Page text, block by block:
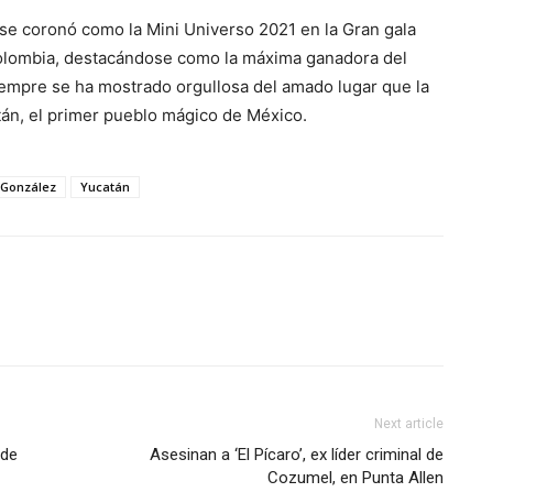
coronó como la Mini Universo 2021 en la Gran gala
destacándose como la máxima ganadora del
se ha mostrado orgullosa del amado lugar que la
el primer pueblo mágico de México.
Yucatán
Next article
Asesinan a ‘El Pícaro’, ex líder criminal de
Cozumel, en Punta Allen